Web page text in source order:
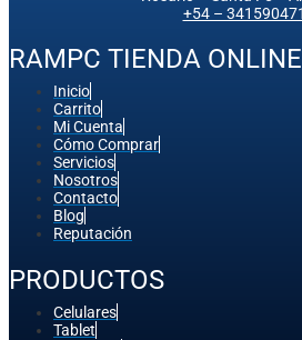
+54 –
RAMPC TIENDA ONLINE
Inicio
Carrito
Mi Cuenta
Cómo Comprar
Servicios
Nosotros
Contacto
Blog
Reputación
PRODUCTOS
Celulares
Tablet